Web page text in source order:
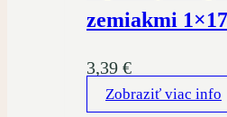
zemiakmi
3,39 €
Zobraziť viac info